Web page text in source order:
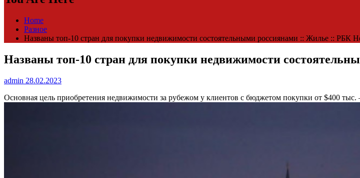
Home
Разное
Названы топ-10 стран для покупки недвижимости состоятельными россиянами :: Жилье :: РБК
Названы топ-10 стран для покупки недвижимости
admin 28.02.2023
Основная цель приобретения недвижимости за рубежом у клиентов с бюджетом покупки от $400